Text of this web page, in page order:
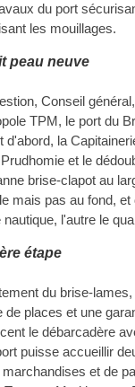
du port
les mouillages.
peau neuve
Conseil
TPM, le port du
la
et le
brise-clapot au
mais pas au fond, et
l'autre le
étape
du brise-
places et une
le débarcadère
puisse accueillir
et de